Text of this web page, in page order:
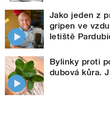
Jako jeden z
gripen ve
letiště
Bylinky proti
dubová kůra.